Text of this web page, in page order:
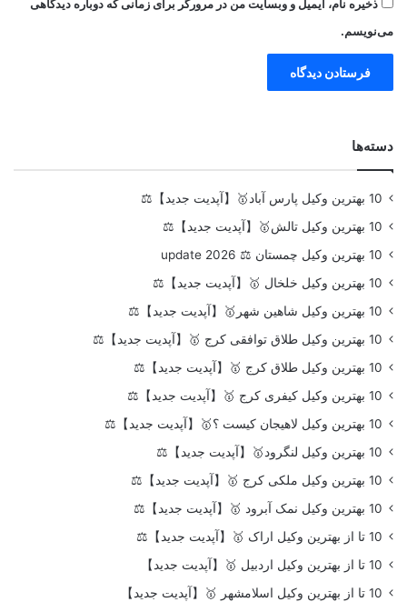
ذخیره نام، ایمیل و وبسایت من در مرورگر برای زمانی که دوباره دیدگاهی
می‌نویسم.
دسته‌ها
10 بهترین وکیل پارس آباد🥇【آپدیت جدید】⚖️
10 بهترین وکیل تالش🥇【آپدیت جدید】⚖️
10 بهترین وکیل چمستان ⚖️ update 2026
10 بهترین وکیل خلخال 🥇【آپدیت جدید】⚖️
10 بهترین وکیل شاهین شهر🥇【آپدیت جدید】⚖️
10 بهترین وکیل طلاق توافقی کرج 🥇【آپدیت جدید】⚖️
10 بهترین وکیل طلاق کرج 🥇【آپدیت جدید】⚖️
10 بهترین وکیل کیفری کرج 🥇【آپدیت جدید】⚖️
10 بهترین وکیل لاهیجان کیست ؟🥇【آپدیت جدید】⚖️
10 بهترین وکیل لنگرود🥇【آپدیت جدید】⚖️
10 بهترین وکیل ملکی کرج 🥇【آپدیت جدید】⚖️
10 بهترین وکیل نمک آبرود 🥇【آپدیت جدید】⚖️
10 تا از بهترین وکیل اراک 🥇【آپدیت جدید】⚖️
10 تا از بهترین وکیل اردبیل 🥇【آپدیت جدید】
10 تا از بهترین وکیل اسلامشهر 🥇【آپدیت جدید】